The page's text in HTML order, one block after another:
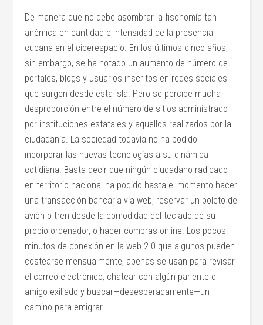
De manera que no debe asombrar la fisonomía tan
anémica en cantidad e intensidad de la presencia
cubana en el ciberespacio. En los últimos cinco años,
sin embargo, se ha notado un aumento de número de
portales, blogs y usuarios inscritos en redes sociales
que surgen desde esta Isla. Pero se percibe mucha
desproporción entre el número de sitios administrado
por instituciones estatales y aquellos realizados por la
ciudadanía. La sociedad todavía no ha podido
incorporar las nuevas tecnologías a su dinámica
cotidiana. Basta decir que ningún ciudadano radicado
en territorio nacional ha podido hasta el momento hacer
una transacción bancaria vía web, reservar un boleto de
avión o tren desde la comodidad del teclado de su
propio ordenador, o hacer compras online. Los pocos
minutos de conexión en la web 2.0 que algunos pueden
costearse mensualmente, apenas se usan para revisar
el correo electrónico, chatear con algún pariente o
amigo exiliado y buscar—desesperadamente—un
camino para emigrar.